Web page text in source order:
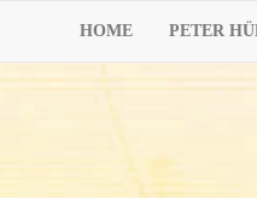
HOME PETER